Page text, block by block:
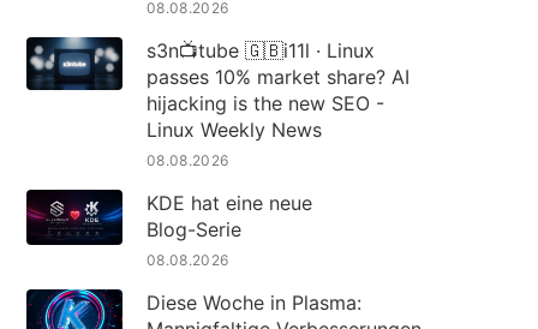
08.08.2026
s3n📺tube 🇬🇧i11l · Linux
passes 10% market share? AI
hijacking is the new SEO -
Linux Weekly News
08.08.2026
KDE hat eine neue
Blog-Serie
08.08.2026
Diese Woche in Plasma: